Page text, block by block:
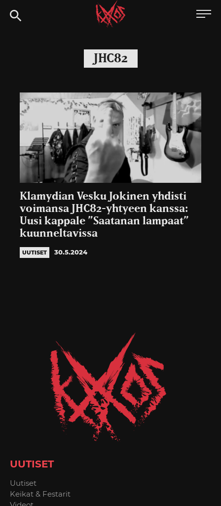
Siirry
suoraan
Kaaoszine
JHC82
Klamydian Vesku Jokinen yhdisti
voimansa JHC82-yhtyeen kanssa:
Uusi kappale ”Saatanan lampaat”
kuunneltavissa
UUTISET 30.5.2024
UUTISET
Uutiset
Keikat & Festarit